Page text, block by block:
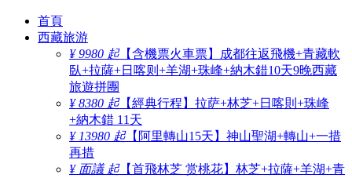
首頁
西藏旅游
¥ 9980 起【含機票火車票】成都往返飛機+青藏軟
臥+拉薩+日喀则+羊湖+珠峰+納木錯10天9晚西藏
旅遊拼團
¥ 8380 起【經典行程】拉萨+林芝+日喀則+珠峰
+納木錯 11天
¥ 13980 起【阿里轉山15天】神山聖湖+轉山+一措
再措
¥ 面議 起【首飛林芝 赏桃花】林芝+拉薩+羊湖+青